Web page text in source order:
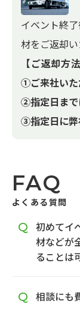
イベント終
材をご返却い
【ご返却方法
①ご来社いた
②指定日まで
③指定日に弊
FAQ
よくある質問
初めてイ
材などが
ることは
相談にも